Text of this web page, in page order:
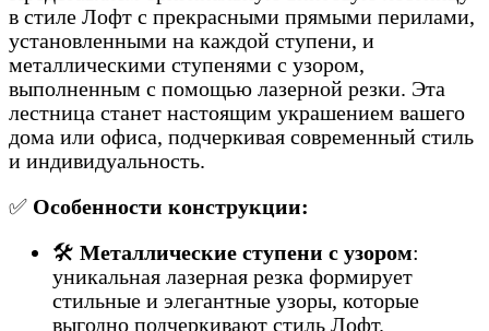
в стиле Лофт с прекрасными прямыми перилами,
установленными на каждой ступени, и
металлическими ступенями с узором,
выполненным с помощью лазерной резки. Эта
лестница станет настоящим украшением вашего
дома или офиса, подчеркивая современный стиль
и индивидуальность.
✅ Особенности конструкции:
🛠️ Металлические ступени с узором:
уникальная лазерная резка формирует
стильные и элегантные узоры, которые
выгодно подчеркивают стиль Лофт.